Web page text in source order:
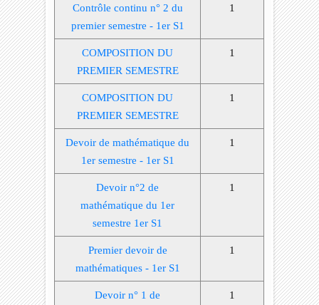
Contrôle continu n° 2 du
premier semestre - 1er S1
1
COMPOSITION DU
PREMIER SEMESTRE
1
COMPOSITION DU
PREMIER SEMESTRE
1
Devoir de mathématique du
1er semestre - 1er S1
1
Devoir n°2 de
mathématique du 1er
semestre 1er S1
1
Premier devoir de
mathématiques - 1er S1
1
Devoir n° 1 de
1